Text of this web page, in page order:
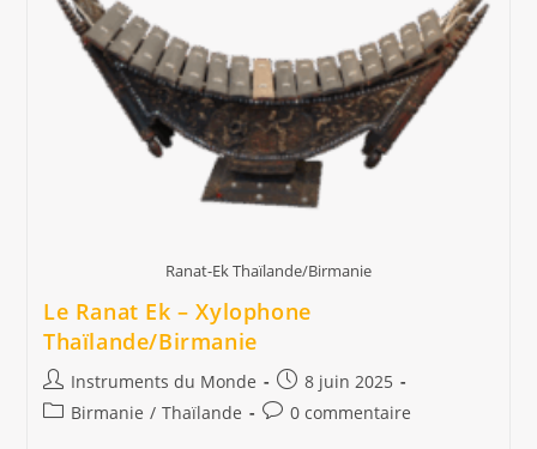
Ranat-Ek Thaïlande/Birmanie
Le Ranat Ek – Xylophone
Thaïlande/Birmanie
Auteur/autrice
de
Instruments du Monde
Publication
publiée :
8 juin 2025
PostBirmanie / Thaïlande
Commentaires
0 commentaire